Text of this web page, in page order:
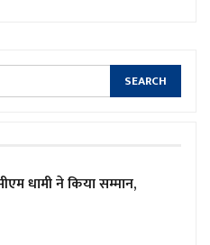
धामी ने किया सम्मान,